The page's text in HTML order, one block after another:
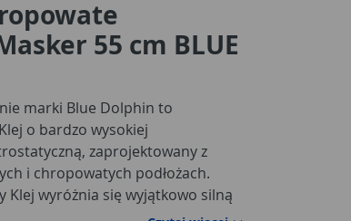
55 cm BLUE
marki Blue Dolphin to
o bardzo wysokiej
zaprojektowany z
i chropowatych podłożach.
Klej wyróżnia się wyjątkowo silną
sprawdza się na chropowatych